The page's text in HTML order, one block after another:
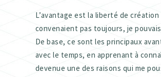
L’avantage est la liberté de
convenaient pas toujours, je
De base, ce sont les principaux
avec le temps, en apprenant à
devenue une des raisons qui me